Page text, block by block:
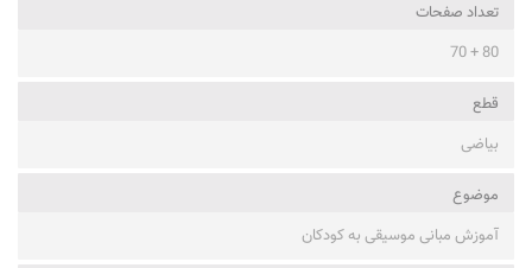
تعداد صفحات
80 + 70
قطع
بیاضی
موضوع
آموزش مبانی موسیقی به کودکان